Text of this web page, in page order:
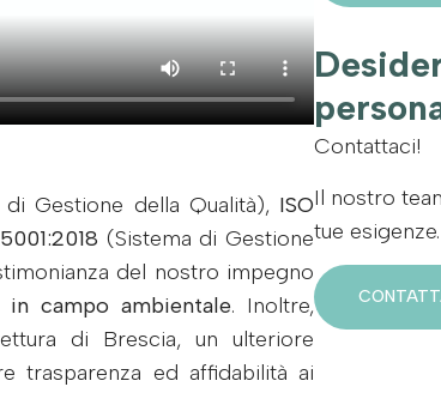
di Gestione della Qualità), ISO
(Sistema di Gestione
del nostro impegno
campo ambientale. Inoltre,
di Brescia, un ulteriore
trasparenza ed affidabilità ai
Contattaci!
Il nostro
tue esigenze.